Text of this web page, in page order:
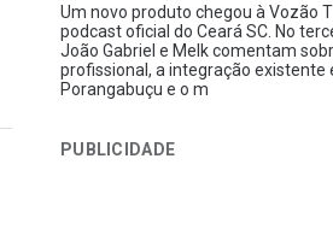
Um novo produto chegou à Vozão
podcast oficial do Ceará SC. No
João Gabriel e Melk comentam
profissional, a integração existente
Porangabuçu e o m
PUBLICIDADE